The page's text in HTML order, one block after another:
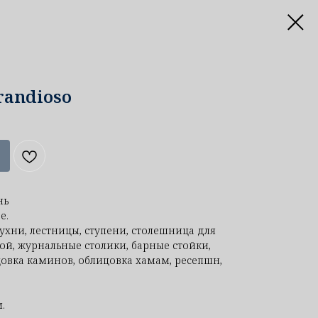
лестницы, ступени, столешница для
журнальные столики, барные стойки,
каминов, облицовка хамам, ресепшн,